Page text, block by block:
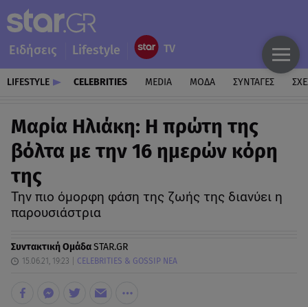
Ειδήσεις Lifestyle
LIFESTYLE CELEBRITIES MEDIA ΜΟΔΑ ΣΥΝΤΑΓΕΣ
Μαρία Ηλιάκη: Η πρώτη της
βόλτα με την 16 ημερών κόρη
της
Την πιο όμορφη φάση της ζωής της διανύει η
παρουσιάστρια
Συντακτική ΟμάδαSTAR.GR
15.06.21, 19:23 CELEBRITIES & GOSSIP ΝΕΑ